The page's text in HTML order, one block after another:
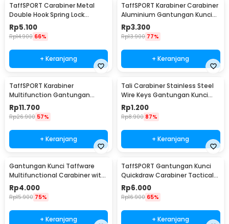
TaffSPORT Carabiner Metal
Double Hook Spring Lock
Gantungan Kunci 50kg - AT17
Rp5.100
Rp14.900 66%
+ Keranjang
TaffSPORT Karabiner Carabiner
Aluminium Gantungan Kunci
EDC Outdoor 7.5cm - 698
Rp3.300
Rp13.900 77%
+ Keranjang
TaffSPORT Karabiner
Multifunction Gantungan
Kunci Stainless Steel - ED77
Rp11.700
Rp26.900 57%
+ Keranjang
Tali Carabiner Stainless Steel
Wire Keys Gantungan Kunci
Koper 1 PCS - 201380
Rp1.200
Rp8.900 87%
+ Keranjang
Gantungan Kunci Taffware
Multifunctional Carabiner with
Key Chain - SN31
Rp4.000
Rp15.900 75%
+ Keranjang
TaffSPORT Gantungan Kunci
Quickdraw Carabiner Tactical
Nylon Belt - SN74
Rp6.000
Rp16.900 65%
+ Keranjang